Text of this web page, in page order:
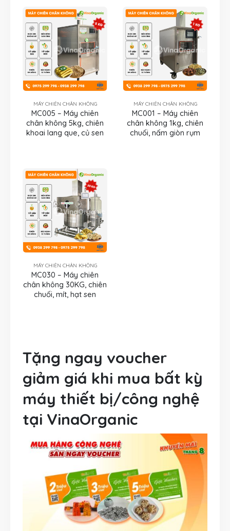
MÁY CHIÊN CHÂN KHÔNG
MC005 – Máy chiên
chân không 5kg, chiên
khoai lang que, củ sen
MÁY CHIÊN CHÂN KHÔNG
MC001 – Máy chiên
chân không 1kg, chiên
chuối, nấm giòn rụm
MÁY CHIÊN CHÂN KHÔNG
MC030 – Máy chiên
chân không 30KG, chiên
chuối, mít, hạt sen
Tặng ngay voucher
giảm giá khi mua bất kỳ
máy thiết bị/công nghệ
tại VinaOrganic